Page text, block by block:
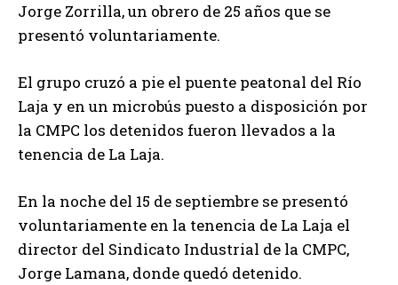
Jorge Zorrilla, un obrero de 25 años que se
presentó voluntariamente.
El grupo cruzó a pie el puente peatonal del Río
Laja y en un microbús puesto a disposición por
la CMPC los detenidos fueron llevados a la
tenencia de La Laja.
En la noche del 15 de septiembre se presentó
voluntariamente en la tenencia de La Laja el
director del Sindicato Industrial de la CMPC,
Jorge Lamana, donde quedó detenido.